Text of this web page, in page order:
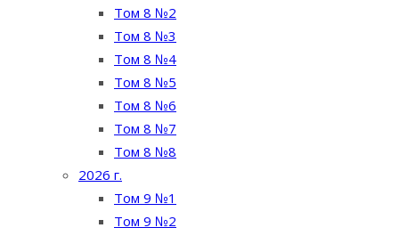
Том 8 №2
Том 8 №3
Том 8 №4
Том 8 №5
Том 8 №6
Том 8 №7
Том 8 №8
2026 г.
Том 9 №1
Том 9 №2